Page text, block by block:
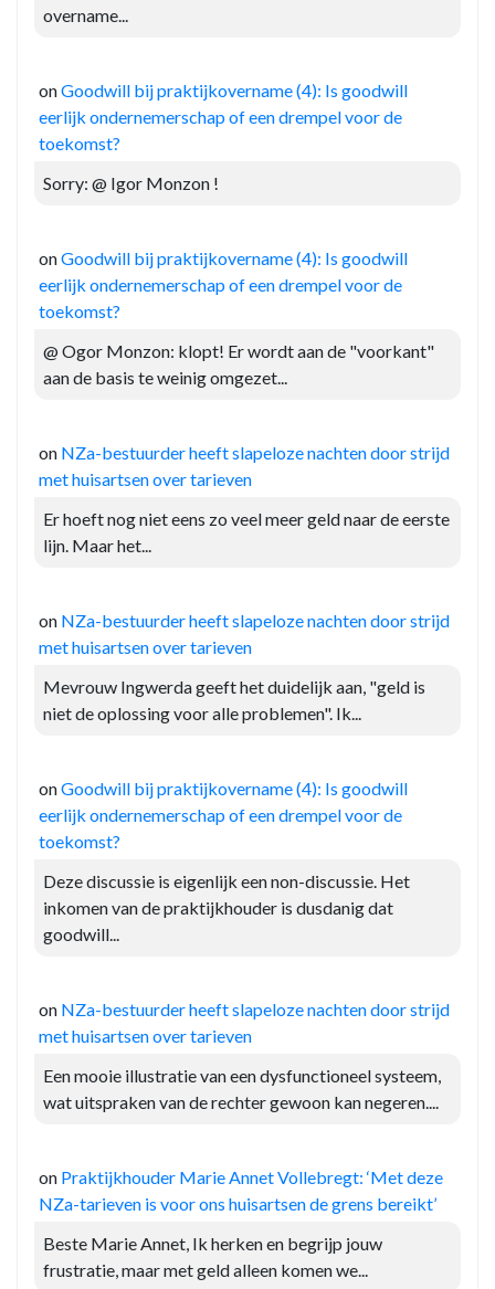
overname...
onGoodwill bij praktijkovername (4): Is goodwill
eerlijk ondernemerschap of een drempel voor de
toekomst?
Sorry: @ Igor Monzon !
onGoodwill bij praktijkovername (4): Is goodwill
eerlijk ondernemerschap of een drempel voor de
toekomst?
@ Ogor Monzon: klopt! Er wordt aan de "voorkant"
aan de basis te weinig omgezet...
on NZa-bestuurder heeft slapeloze nachten door strijd
met huisartsen over tarieven
Er hoeft nog niet eens zo veel meer geld naar de eerste
lijn. Maar het...
on NZa-bestuurder heeft slapeloze nachten door strijd
met huisartsen over tarieven
Mevrouw Ingwerda geeft het duidelijk aan, "geld is
niet de oplossing voor alle problemen". Ik...
onGoodwill bij praktijkovername (4): Is goodwill
eerlijk ondernemerschap of een drempel voor de
toekomst?
Deze discussie is eigenlijk een non-discussie. Het
inkomen van de praktijkhouder is dusdanig dat
goodwill...
on NZa-bestuurder heeft slapeloze nachten door strijd
met huisartsen over tarieven
Een mooie illustratie van een dysfunctioneel systeem,
wat uitspraken van de rechter gewoon kan negeren....
on Praktijkhouder Marie Annet Vollebregt: ‘Met deze
NZa-tarieven is voor ons huisartsen de grens bereikt’
Beste Marie Annet, Ik herken en begrijp jouw
frustratie, maar met geld alleen komen we...